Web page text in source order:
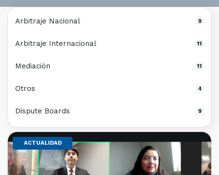
ACTUALIDAD
Arbitraje Nacional 9
Arbitraje Internacional 11
Mediación 11
Otros 4
Dispute Boards 9